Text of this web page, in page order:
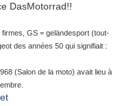
DasMotorrad!!
GS = geländesport (tout-
des années 50 qui signifiait :
(Salon de la moto) avait lieu à